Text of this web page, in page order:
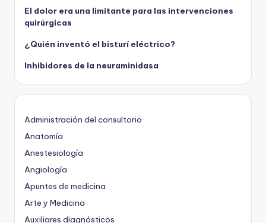
El dolor era una limitante para las intervenciones
quirúrgicas
¿Quién inventó el bisturí eléctrico?
Inhibidores de la neuraminidasa
Administración del consultorio
Anatomía
Anestesiología
Angiología
Apuntes de medicina
Arte y Medicina
Auxiliares diagnósticos